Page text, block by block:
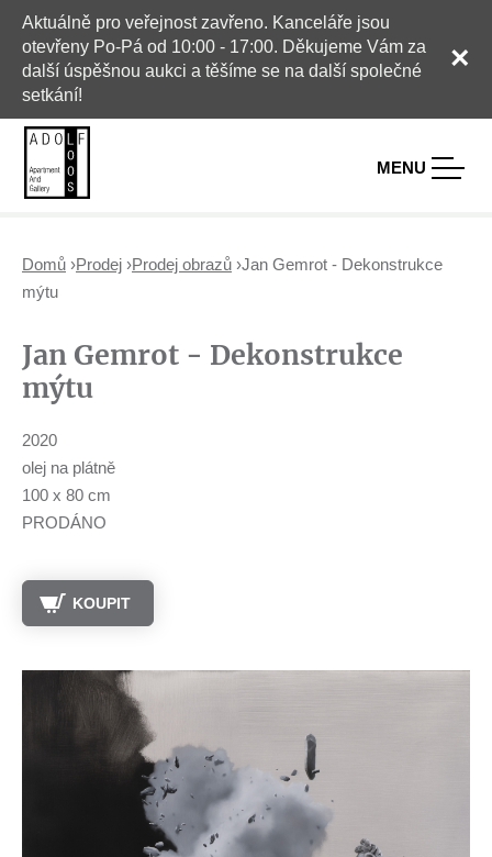
Aktuálně pro veřejnost zavřeno. Kanceláře jsou
otevřeny Po-Pá od 10:00 - 17:00. Děkujeme Vám za
další úspěšnou aukci a těšíme se na další společné
setkání!
×
MENU
J
t
e
d
e
Domů ›Prodej ›Prodej obrazů ›Jan Gemrot - Dekonstrukce
mýtu
Jan Gemrot - Dekonstrukce
mýtu
2020
olej na plátně
100 x 80 cm
PRODÁNO
KOUPIT